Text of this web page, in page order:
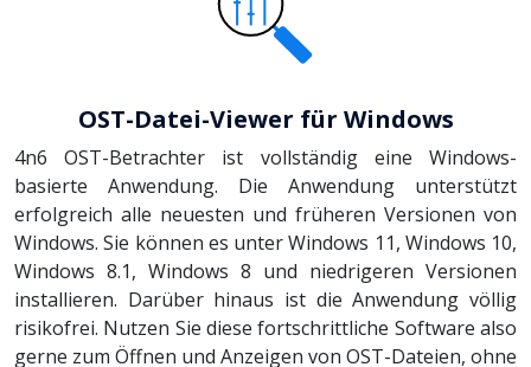
OST-Datei-Viewer für Windows
4n6 OST-Betrachter ist vollständig eine Windows-
basierte Anwendung. Die Anwendung unterstützt
erfolgreich alle neuesten und früheren Versionen von
Windows. Sie können es unter Windows 11, Windows 10,
Windows 8.1, Windows 8 und niedrigeren Versionen
installieren. Darüber hinaus ist die Anwendung völlig
risikofrei. Nutzen Sie diese fortschrittliche Software also
gerne zum Öffnen und Anzeigen von OST-Dateien, ohne